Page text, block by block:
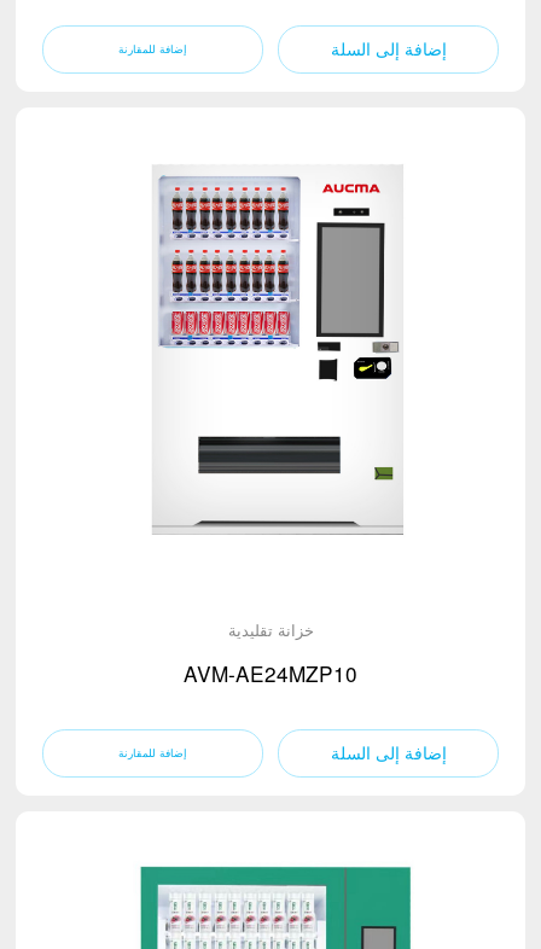
إضافة إلى السلة
خزانة تقليدية
AVM-AE24MZP10
إضافة إلى السلة